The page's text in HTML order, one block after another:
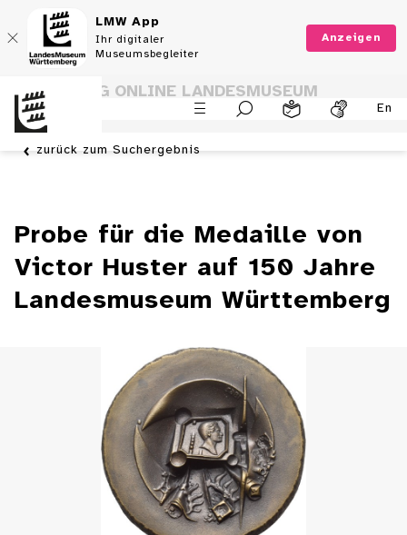
LMW App
Ihr digitaler
Museumsbegleiter
Anzeigen
En
SAMMLUNG ONLINE LANDESMUSEUM
WÜRTTEMBERG
zurück zum Suchergebnis
Probe für die Medaille von
Victor Huster auf 150 Jahre
Landesmuseum Württemberg